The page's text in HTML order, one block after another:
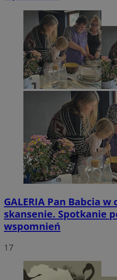
GALERIA Pan Babcia w
skansenie. Spotkanie
wspomnień
17